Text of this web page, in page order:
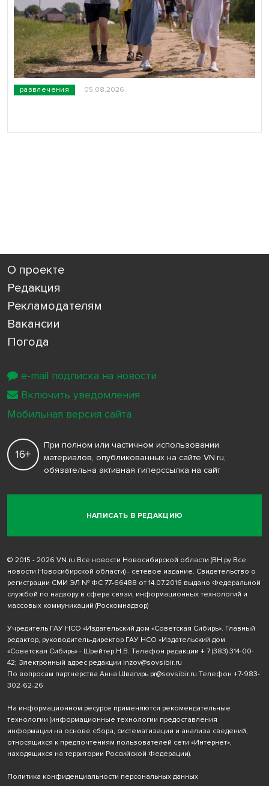
развлечения 05.08.2026
О проекте
Редакция
Рекламодателям
Вакансии
Погода
НАПИСАТЬ В РЕДАКЦИЮ
16+
При полном или частичном использовании
материалов, опубликованных на сайте VN.ru,
обязательна активная гиперссылка на сайт
© 2015 - 2026 VN.ru Все новости Новосибирской области (ВН.ру Все
новости Новосибирской области) - сетевое издание. Свидетельство о
регистрации СМИ ЭЛ № ФС 77-66488 от 14.07.2016 выдано Федеральной
службой по надзору в сфере связи, информационных технологий и
массовых коммуникаций (Роскомнадзор)
Учредитель ГАУ НСО «Издательский дом «Советская Сибирь». Главный
редактор, руководитель-директор ГАУ НСО «Издательский дом
«Советская Сибирь» - Шрейтер Н.В. Телефон редакции + 7 (383) 314-00-
42; Электронный адрес редакции inzov@sovsibir.ru
По вопросам партнерства Анна Швагирь pr@sovsibir.ru Телефон +7-983-
302-62-26
На информационном ресурсе применяются рекомендательные
технологии (информационные технологии предоставления
информации на основе сбора, систематизации и анализа сведений,
относящихся к предпочтениям пользователей сети «Интернет»,
находящихся на территории Российской Федерации).
Политика конфиденциальности персональных данных
e-mail подписка на новости
Включить уведомления
Мобильная версия сайта